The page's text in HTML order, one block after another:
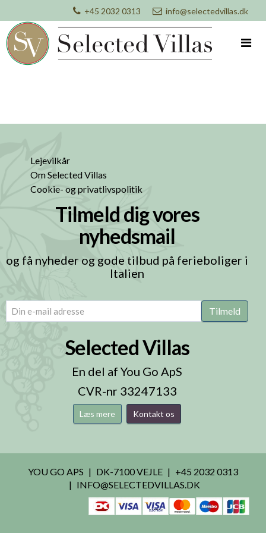
+45 2032 0313 info@selectedvillas.dk
Lejevilkår
Om Selected Villas
Cookie- og privatlivspolitik
Tilmeld dig vores
nyhedsmail
og få nyheder og gode tilbud på ferieboliger i
Italien
email (Påkrævet) Tilmeld
Selected Villas
En del af You Go ApS
CVR-nr 33247133
Læs mere Kontakt os
YOU GO APS DK-7100 VEJLE
+45 2032 0313
INFO@SELECTEDVILLAS.DK